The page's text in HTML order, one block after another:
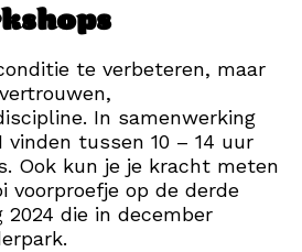
te verbeteren, maar
In samenwerking
vinden tussen 10 – 14 uur
Ook kun je je kracht meten
voorproefje op de derde
2024 die in december